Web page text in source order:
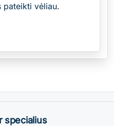
pateikti vėliau.
specialius